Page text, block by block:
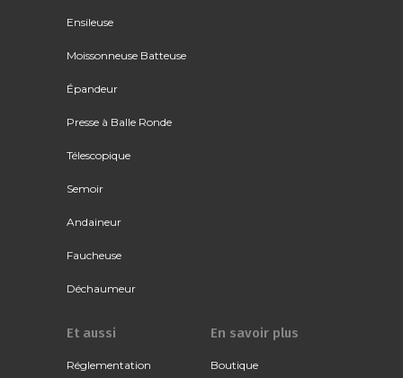
Ensileuse
Moissonneuse Batteuse
Épandeur
Presse à Balle Ronde
Télescopique
Semoir
Andaineur
Faucheuse
Déchaumeur
Et aussi
Réglementation
En savoir plus
Boutique